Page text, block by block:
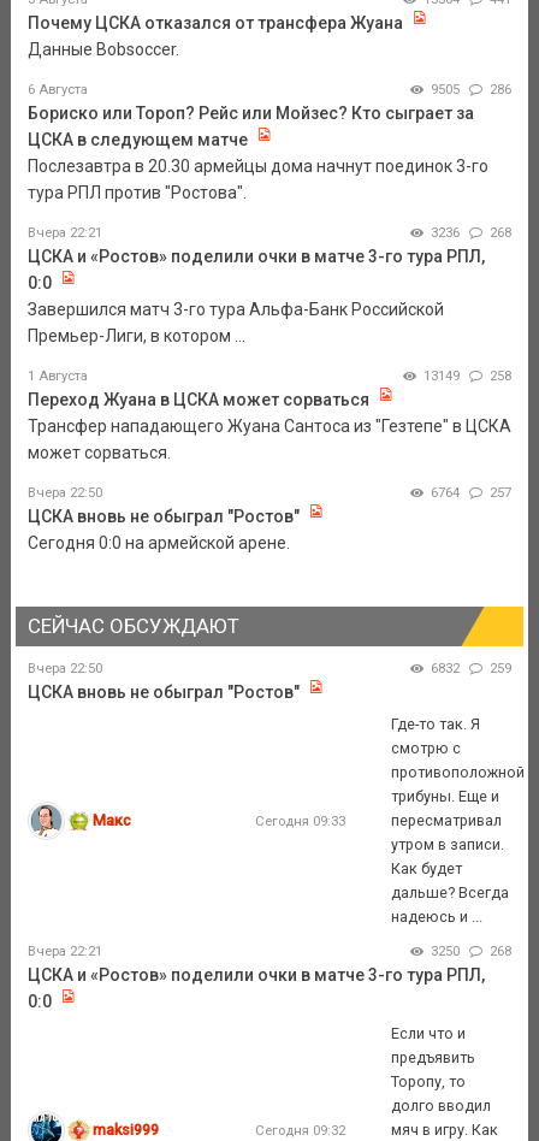
Почему ЦСКА отказался от трансфера Жуана
Данные Bobsoccer.
6 Августа 9505 286
Бориско или Тороп? Рейс или Мойзес? Кто сыграет за
ЦСКА в следующем матче
Послезавтра в 20.30 армейцы дома начнут поединок 3-го
тура РПЛ против "Ростова".
Вчера 22:21 3236 268
ЦСКА и «Ростов» поделили очки в матче 3-го тура РПЛ,
0:0
Завершился матч 3-го тура Альфа-Банк Российской
Премьер-Лиги, в котором ...
1 Августа 13149 258
Переход Жуана в ЦСКА может сорваться
Трансфер нападающего Жуана Сантоса из "Гезтепе" в ЦСКА
может сорваться.
Вчера 22:50 6764 257
ЦСКА вновь не обыграл "Ростов"
Сегодня 0:0 на армейской арене.
СЕЙЧАС ОБСУЖДАЮТ
Вчера 22:50 6832 259
ЦСКА вновь не обыграл "Ростов"
Макс Сегодня 09:33
Где-то так. Я
смотрю с
противоположной
трибуны. Еще и
пересматривал
утром в записи.
Как будет
дальше? Всегда
надеюсь и ...
Вчера 22:21 3250 268
ЦСКА и «Ростов» поделили очки в матче 3-го тура РПЛ,
0:0
maksi999 Сегодня 09:32
Если что и
предъявить
Торопу, то
долго вводил
мяч в игру. Как